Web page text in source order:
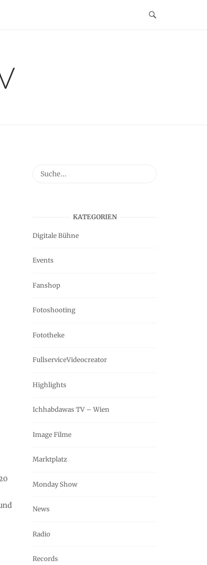
KATEGORIEN
Digitale Bühne
Events
Fanshop
Fotoshooting
Fototheke
FullserviceVideocreator
Highlights
Ichhabdawas TV – Wien
Image Filme
Marktplatz
Monday Show
News
Radio
Records